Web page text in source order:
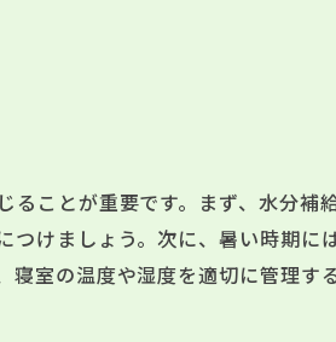
ことが重要です。まず、水分補
けましょう。次に、暑い時期に
室の温度や湿度を適切に管理す